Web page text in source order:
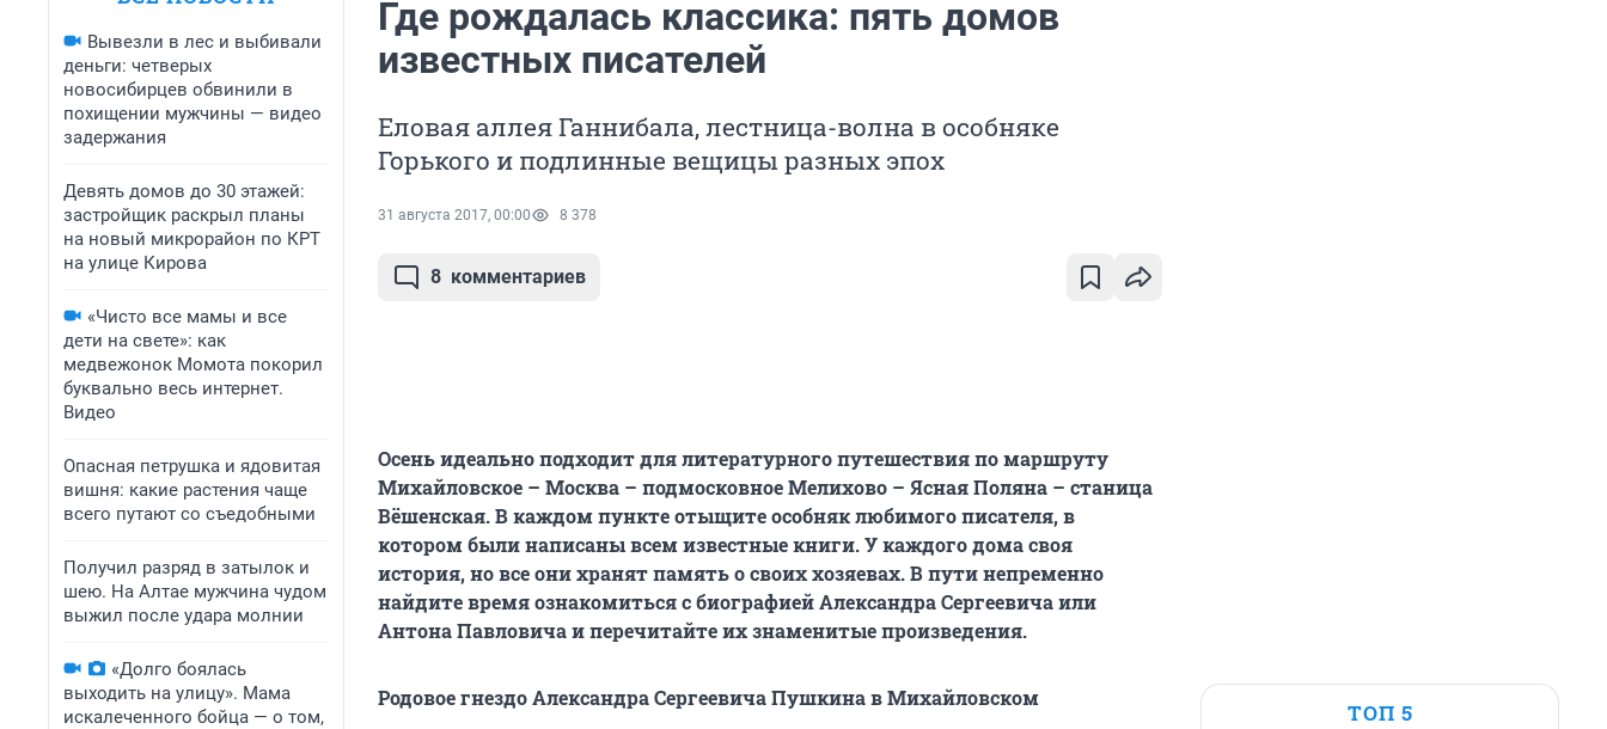
Вывезли в лес и выбивали
деньги: четверых
новосибирцев обвинили в
похищении мужчины — видео
задержания
Девять домов до 30 этажей:
застройщик раскрыл планы
на новый микрорайон по КРТ
на улице Кирова
«Чисто все мамы и все
дети на свете»: как
медвежонок Момота покорил
буквально весь интернет.
Видео
Опасная петрушка и ядовитая
вишня: какие растения чаще
всего путают со съедобными
Получил разряд в затылок и
шею. На Алтае мужчина чудом
выжил после удара молнии
«Долго боялась
выходить на улицу». Мама
искалеченного бойца — о том,
Где рождалась классика: пять домов
известных писателей
Еловая аллея Ганнибала, лестница-волна в особняке
Горького и подлинные вещицы разных эпох
31 августа 2017, 00:00 8 378
8 комментариев
Осень идеально подходит для литературного путешествия по маршруту
Михайловское – Москва – подмосковное Мелихово – Ясная Поляна – станица
Вёшенская. В каждом пункте отыщите особняк любимого писателя, в
котором были написаны всем известные книги. У каждого дома своя
история, но все они хранят память о своих хозяевах. В пути непременно
найдите время ознакомиться с биографией Александра Сергеевича или
Антона Павловича и перечитайте их знаменитые произведения.
Родовое гнездо Александра Сергеевича Пушкина в Михайловском
ТОП 5